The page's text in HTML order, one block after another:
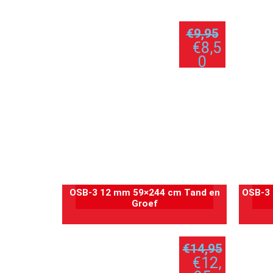
OSB-3 12 mm 59×244 cm Tand en
Groef
€9,95
€8,5
0
Toevoegen aan winkelwagen
OSB-
€14,95
€12,